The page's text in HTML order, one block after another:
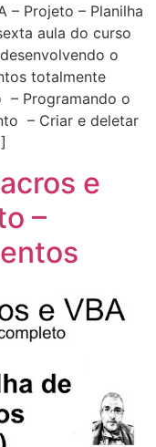
– Projeto – Planilha
aula do curso
o
totalmente
– Programando o
– Criar e deletar
e
–